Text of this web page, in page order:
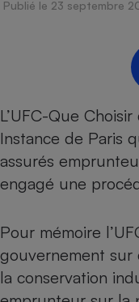
Publié le 23 septembre
L’UFC-Que
Instance de Paris
assurés
engagé une
Pour mémoire
gouvernement sur
la conservation
Choisir son
Comparateur
Energie Moins
Tous les
Toutes les